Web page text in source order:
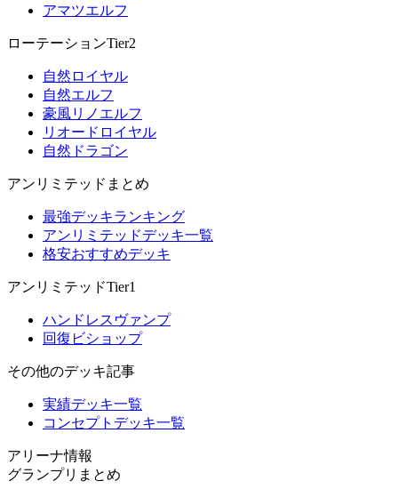
アマツエルフ
ローテーションTier2
自然ロイヤル
自然エルフ
豪風リノエルフ
リオードロイヤル
自然ドラゴン
アンリミテッドまとめ
最強デッキランキング
アンリミテッドデッキ一覧
格安おすすめデッキ
アンリミテッドTier1
ハンドレスヴァンプ
回復ビショップ
その他のデッキ記事
実績デッキ一覧
コンセプトデッキ一覧
アリーナ情報
グランプリまとめ